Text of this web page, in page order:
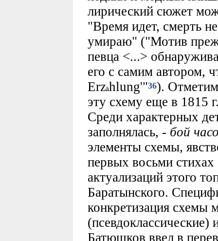
лирический сюжет
"Время идет, смерть
умираю" ("Мотив
певца <...>
его с самим автором,
Erz hlung'"36).
эту схему еще в 1815
Среди характерных
заполнялась, - бой
элементы схемы,
первых восьми
актуализаций этого
Баратынского.
конкретизация схемы
(псевдоклассические)
Батюшков ввел в